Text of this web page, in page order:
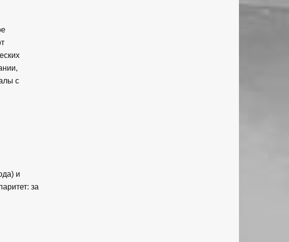
с
и
за